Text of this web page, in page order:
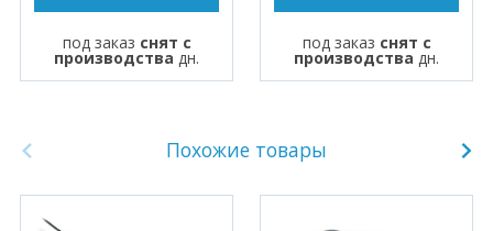
под заказ снят с
производства дн.
под заказ снят с
производства дн.
Похожие товары